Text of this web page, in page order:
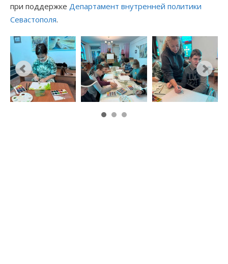
при поддержке Департамент внутренней политики
Севастополя.